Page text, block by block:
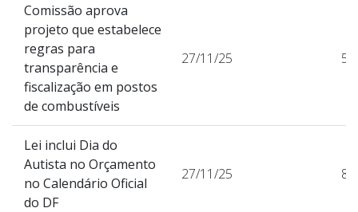
Comissão aprova
projeto que estabelece
regras para
transparência e
fiscalização em postos
de combustíveis
27/11/25
Lei inclui Dia do
Autista no Orçamento
no Calendário Oficial
do DF
27/11/25